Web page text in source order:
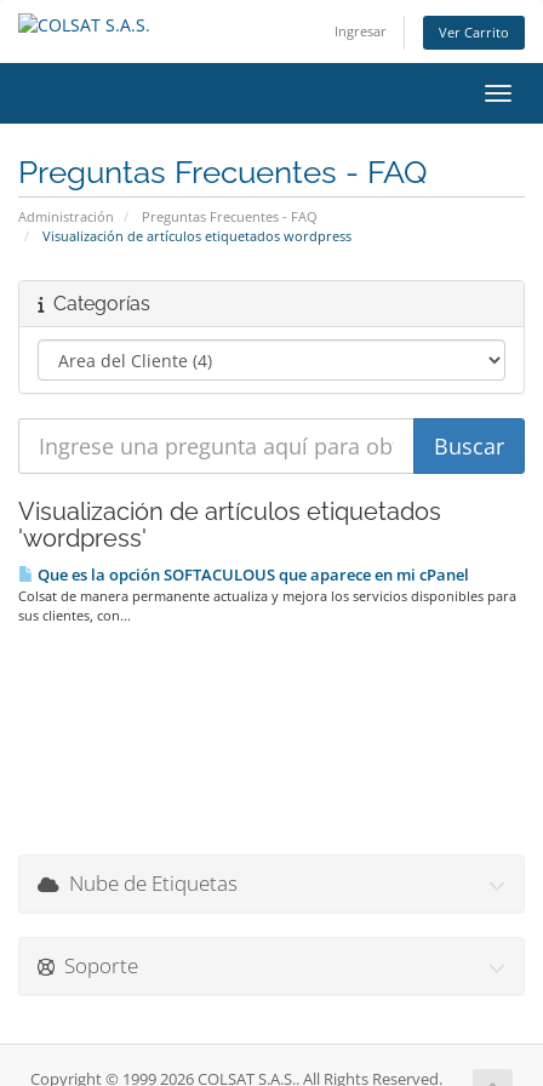
Ingresar Ver Carrito
Preguntas Frecuentes - FAQ
Administración
Preguntas Frecuentes - FAQ
Visualización de artículos etiquetados wordpress
Categorías
Visualización de artículos etiquetados
'wordpress'
Que es la opción SOFTACULOUS que aparece en mi cPanel
Colsat de manera permanente actualiza y mejora los servicios disponibles para
sus clientes, con...
Nube de Etiquetas
Soporte
Copyright © 1999 2026 COLSAT S.A.S.. All Rights Reserved.